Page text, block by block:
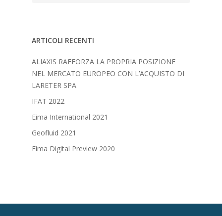
ARTICOLI RECENTI
ALIAXIS RAFFORZA LA PROPRIA POSIZIONE
NEL MERCATO EUROPEO CON L’ACQUISTO DI
LARETER SPA
IFAT 2022
Eima International 2021
Geofluid 2021
Eima Digital Preview 2020